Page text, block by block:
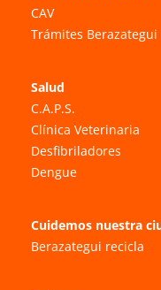
CAV
Trámites Berazategui
Salud
C.A.P.S.
Clínica Veterinaria
Desfibriladores
Dengue
Cuidemos nuestra
Berazategui recicla